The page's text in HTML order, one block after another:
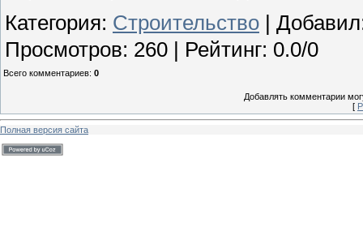
Категория: Строительство Добавил
Просмотров: 260 Рейтинг: 0.0/0
Всего комментариев: 0
Добавлять комментарии
[
Полная версия сайта